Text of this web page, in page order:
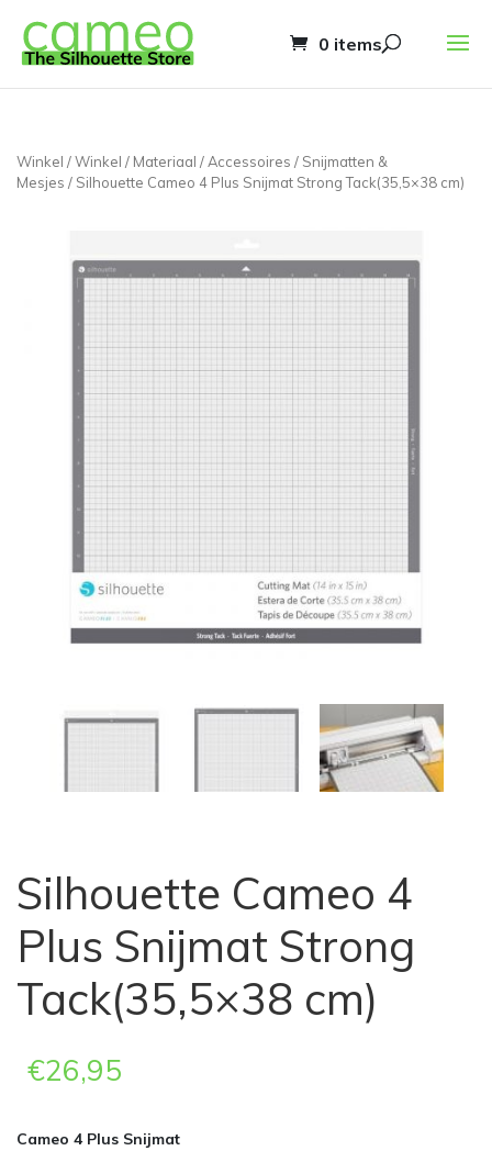
0 items
Winkel /Winkel / Materiaal / Accessoires / Snijmatten &
Mesjes / Silhouette Cameo 4 Plus Snijmat Strong Tack(35,5×38 cm)
Silhouette Cameo 4
Plus Snijmat Strong
Tack(35,5×38 cm)
€26,95
Cameo 4 Plus Snijmat